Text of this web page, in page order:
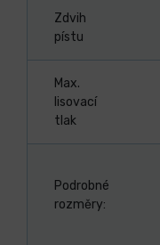
Zdvih
pístu
Max.
lisovací
tlak
Podrobné
rozměry: